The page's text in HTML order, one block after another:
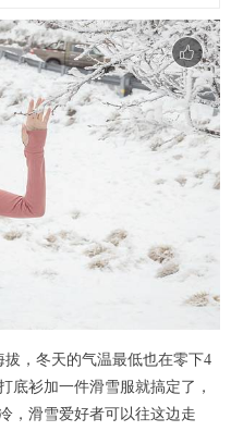
，冬天的气温最低也在零下4
底衫加一件滑雪服就搞定了，
，滑雪爱好者可以往这边走